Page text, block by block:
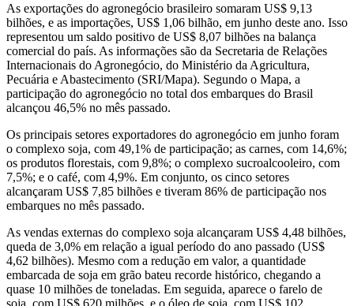
As exportações do agronegócio brasileiro somaram US$ 9,13
bilhões, e as importações, US$ 1,06 bilhão, em junho deste ano. Isso
representou um saldo positivo de US$ 8,07 bilhões na balança
comercial do país. As informações são da Secretaria de Relações
Internacionais do Agronegócio, do Ministério da Agricultura,
Pecuária e Abastecimento (SRI/Mapa). Segundo o Mapa, a
participação do agronegócio no total dos embarques do Brasil
alcançou 46,5% no mês passado.
Os principais setores exportadores do agronegócio em junho foram
o complexo soja, com 49,1% de participação; as carnes, com 14,6%;
os produtos florestais, com 9,8%; o complexo sucroalcooleiro, com
7,5%; e o café, com 4,9%. Em conjunto, os cinco setores
alcançaram US$ 7,85 bilhões e tiveram 86% de participação nos
embarques no mês passado.
As vendas externas do complexo soja alcançaram US$ 4,48 bilhões,
queda de 3,0% em relação a igual período do ano passado (US$
4,62 bilhões). Mesmo com a redução em valor, a quantidade
embarcada de soja em grão bateu recorde histórico, chegando a
quase 10 milhões de toneladas. Em seguida, aparece o farelo de
soja, com US$ 620 milhões, e o óleo de soja, com US$ 102